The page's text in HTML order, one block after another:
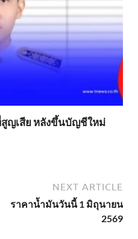
สูญเสีย หลังขึ้นบัญชีใหม่
NEXT ARTICLE
ราคาน้ำมันวันนี้ 1 มิถุนายน
2569